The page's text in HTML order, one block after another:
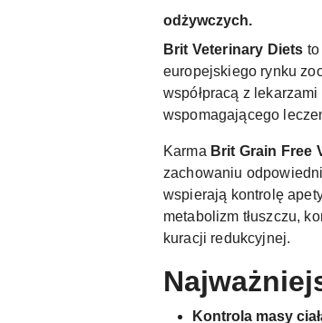
odżywczych.
Brit Veterinary Diets
europejskiego rynku
współpracą z
wspomagającego
Karma Brit Grain Free
zachowaniu
wspierają kontrolę
metabolizm tłuszczu,
kuracji redukcyjnej.
Kontrola masy